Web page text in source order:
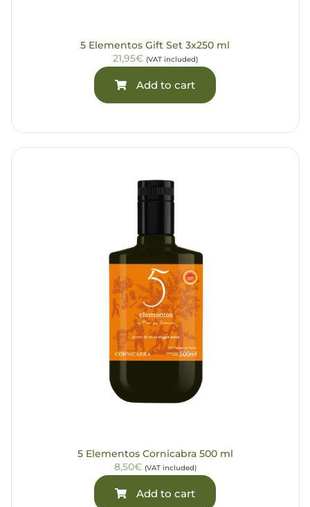
5 Elementos Gift Set 3x250 ml
21,95€ (VAT included)
Add to cart
5 Elementos Cornicabra 500 ml
8,50€ (VAT included)
Add to cart